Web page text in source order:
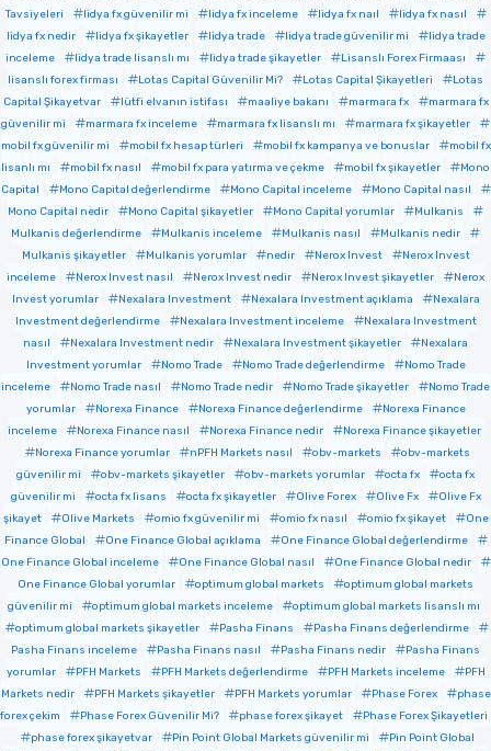
Tavsiyeleri
lidya fx güvenilir mi lidya fx inceleme lidya fx naıl
lidya fx nasıl
lidya fx nedir
lidya fx şikayetler lidya trade lidya trade güvenilir mi
lidya trade
inceleme
lidya trade lisanslı mı lidya trade şikayetler
Lisanslı Forex Firmaası
lisanslı forex firması
Lotas Capital Güvenilir Mi? Lotas Capital Şikayetleri
Lotas
Capital Şikayetvar
lütfi elvanın istifası maaliye bakanı marmara fx
marmara fx
güvenilir mi
marmara fx inceleme marmara fx lisanslı mı
marmara fx şikayetler
mobil fx güvenilir mi
mobil fx hesap türleri mobil fx kampanya ve bonuslar
mobil fx
lisanlı mı
mobil fx nasıl mobil fx para yatırma ve çekme mobil fx şikayetler
Mono
Capital
Mono Capital değerlendirme Mono Capital inceleme
Mono Capital nasıl
Mono Capital nedir
Mono Capital şikayetler Mono Capital yorumlar
Mulkanis
Mulkanis değerlendirme
Mulkanis inceleme Mulkanis nasıl
Mulkanis nedir
Mulkanis şikayetler
Mulkanis yorumlar nedir Nerox Invest
Nerox Invest
inceleme
Nerox Invest nasıl Nerox Invest nedir Nerox Invest şikayetler
Nerox
Invest yorumlar
Nexalara Investment Nexalara Investment açıklama
Nexalara
Investment değerlendirme
Nexalara Investment inceleme
Nexalara Investment
nasıl
Nexalara Investment nedir Nexalara Investment şikayetler
Nexalara
Investment yorumlar
Nomo Trade Nomo Trade değerlendirme
Nomo Trade
inceleme
Nomo Trade nasıl Nomo Trade nedir Nomo Trade şikayetler
Nomo Trade
yorumlar
Norexa Finance Norexa Finance değerlendirme
Norexa Finance
inceleme
Norexa Finance nasıl Norexa Finance nedir
Norexa Finance şikayetler
Norexa Finance yorumlar
nPFH Markets nasıl obv-markets
obv-markets
güvenilir mi
obv-markets şikayetler obv-markets yorumlar octa fx
octa fx
güvenilir mi
octa fx lisans octa fx şikayetler Olive Forex Olive Fx
Olive Fx
şikayet
Olive Markets omio fx güvenilir mi omio fx nasıl omio fx şikayet
One
Finance Global
One Finance Global açıklama
One Finance Global değerlendirme
One Finance Global inceleme
One Finance Global nasıl
One Finance Global nedir
One Finance Global yorumlar
optimum global markets
optimum global markets
güvenilir mi
optimum global markets inceleme
optimum global markets lisanslı mı
optimum global markets şikayetler
Pasha Finans
Pasha Finans değerlendirme
Pasha Finans inceleme
Pasha Finans nasıl Pasha Finans nedir
Pasha Finans
yorumlar
PFH Markets PFH Markets değerlendirme PFH Markets inceleme
PFH
Markets nedir
PFH Markets şikayetler PFH Markets yorumlar Phase Forex
phase
forex çekim
Phase Forex Güvenilir Mi? phase forex şikayet
Phase Forex Şikayetleri
phase forex şikayetvar
Pin Point Global Markets güvenilir mi
Pin Point Global